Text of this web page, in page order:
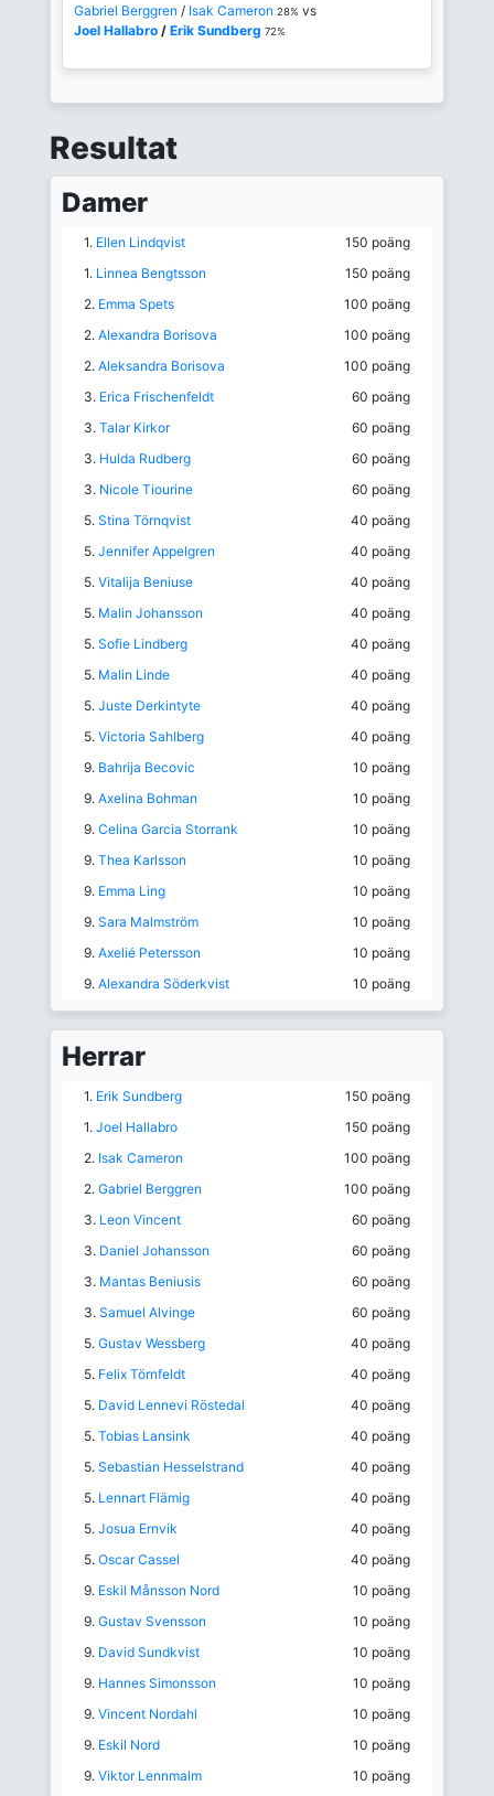
Gabriel Berggren / Isak Cameron 28% vs
Joel Hallabro / Erik Sundberg 72%
Resultat
Damer
1. Ellen Lindqvist
150 poäng
1. Linnea Bengtsson
150 poäng
2. Emma Spets
100 poäng
2. Alexandra Borisova
100 poäng
2. Aleksandra Borisova
100 poäng
3. Erica Frischenfeldt
60 poäng
3. Talar Kirkor
60 poäng
3. Hulda Rudberg
60 poäng
3. Nicole Tiourine
60 poäng
5. Stina Törnqvist
40 poäng
5. Jennifer Appelgren
40 poäng
5. Vitalija Beniuse
40 poäng
5. Malin Johansson
40 poäng
5. Sofie Lindberg
40 poäng
5. Malin Linde
40 poäng
5. Juste Derkintyte
40 poäng
5. Victoria Sahlberg
40 poäng
9. Bahrija Becovic
10 poäng
9. Axelina Bohman
10 poäng
9. Celina Garcia Storrank
10 poäng
9. Thea Karlsson
10 poäng
9. Emma Ling
10 poäng
9. Sara Malmström
10 poäng
9. Axelié Petersson
10 poäng
9. Alexandra Söderkvist 10 poäng
Herrar
1. Erik Sundberg
150 poäng
1. Joel Hallabro
150 poäng
2. Isak Cameron
100 poäng
2. Gabriel Berggren
100 poäng
3. Leon Vincent
60 poäng
3. Daniel Johansson
60 poäng
3. Mantas Beniusis
60 poäng
3. Samuel Alvinge
60 poäng
5. Gustav Wessberg
40 poäng
5. Felix Törnfeldt
40 poäng
5. David Lennevi Röstedal
40 poäng
5. Tobias Lansink
40 poäng
5. Sebastian Hesselstrand
40 poäng
5. Lennart Flämig
40 poäng
5. Josua Ernvik
40 poäng
5. Oscar Cassel
40 poäng
9. Eskil Månsson Nord
10 poäng
9. Gustav Svensson
10 poäng
9. David Sundkvist
10 poäng
9. Hannes Simonsson
10 poäng
9. Vincent Nordahl
10 poäng
9. Eskil Nord
10 poäng
9. Viktor Lennmalm 10 poäng